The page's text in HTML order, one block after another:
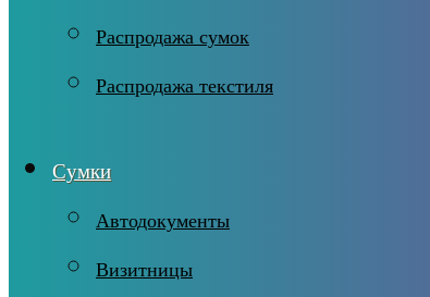
Распродажа сумок
Распродажа текстиля
Сумки
Автодокументы
Визитницы